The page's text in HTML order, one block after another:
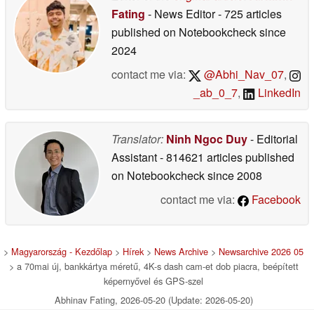
Fating - News Editor- 725 articles
published on Notebookchecksince
2024
contact me via:
@Abhi_Nav_07,
_ab_0_7, LinkedIn
Translator: Ninh Ngoc Duy- Editorial
Assistant- 814621 articles published
on Notebookchecksince 2008
contact me via:
Facebook
> Magyarország - Kezdőlap > Hírek> News Archive > Newsarchive 2026 05
> a 70mai új, bankkártya méretű, 4K-s dash cam-et dob piacra, beépített
képernyővel és GPS-szel
Abhinav Fating, 2026-05-20 (Update: 2026-05-20)